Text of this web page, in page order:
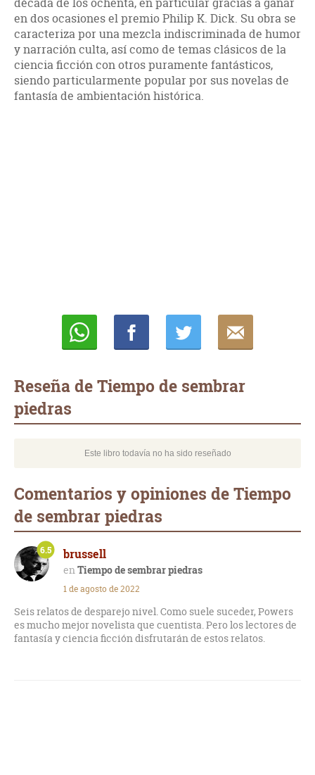
en dos ocasiones el premio Philip K. Dick. Su obra se
caracteriza por una mezcla indiscriminada de humor
y narración culta, así como de temas clásicos de la
ciencia ficción con otros puramente fantásticos,
siendo particularmente popular por sus novelas de
fantasía de ambientación histórica.
Reseña de Tiempo de sembrar
piedras
Este libro todavía no ha sido reseñado
Comentarios y opiniones de Tiempo
de sembrar piedras
brussell
Tiempo de sembrar piedras
6.5
1 de agosto de 2022
Seis relatos de desparejo nivel. Como suele suceder, Powers
es mucho mejor novelista que cuentista. Pero los lectores de
fantasía y ciencia ficción disfrutarán de estos relatos.